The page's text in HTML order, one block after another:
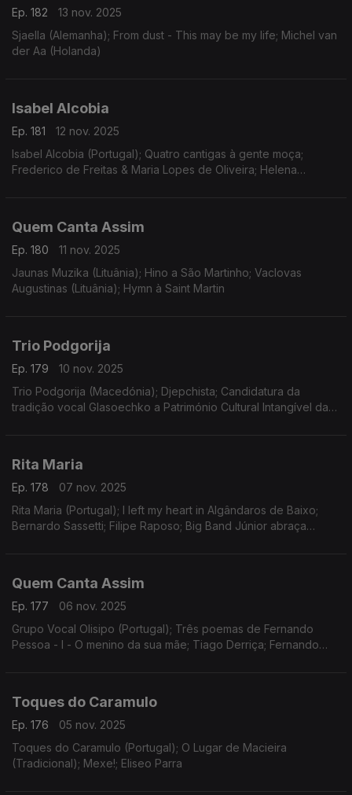
Ep. 182
13 nov. 2025
Sjaella (Alemanha); From dust - This may be my life; Michel van
der Aa (Holanda)
Isabel Alcobia
Ep. 181
12 nov. 2025
Isabel Alcobia (Portugal); Quatro cantigas à gente moça;
Frederico de Freitas & Maria Lopes de Oliveira; Helena
Quem Canta Assim
Ep. 180
11 nov. 2025
Jaunas Muzika (Lituânia); Hino a São Martinho; Vaclovas
Augustinas (Lituânia); Hymn à Saint Martin
Trio Podgorija
Ep. 179
10 nov. 2025
Trio Podgorija (Macedónia); Djepchista; Candidatura da
tradição vocal Glasoechko a Património Cultural Intangível da
Rita Maria
Ep. 178
07 nov. 2025
Rita Maria (Portugal); I left my heart in Algândaros de Baixo;
Bernardo Sassetti; Filipe Raposo; Big Band Júnior abraça
Quem Canta Assim
Ep. 177
06 nov. 2025
Grupo Vocal Olisipo (Portugal); Três poemas de Fernando
Pessoa - I - O menino da sua mãe; Tiago Derriça; Fernando
Toques do Caramulo
Ep. 176
05 nov. 2025
Toques do Caramulo (Portugal); O Lugar de Macieira
(Tradicional); Mexe!; Eliseo Parra